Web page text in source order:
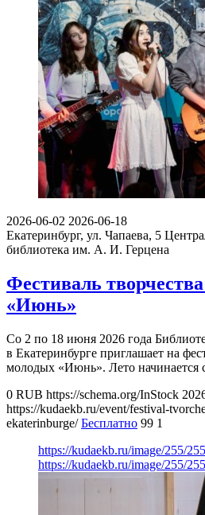
2026-06-02 2026-06-18
Екатеринбург, ул. Чапаева, 5
библиотека им. А. И. Герцена
Фестиваль
«Июнь»
Со 2 по 18 июня 2026 года
в Екатеринбурге приглашает на
молодых «Июнь». Лето
0 RUB https://schema.org/InStock
https://kudaekb.ru/event/festival-
ekaterinburge/ Бесплатно 99 1
https://kudaekb.ru/image/255/
https://kudaekb.ru/image/255/